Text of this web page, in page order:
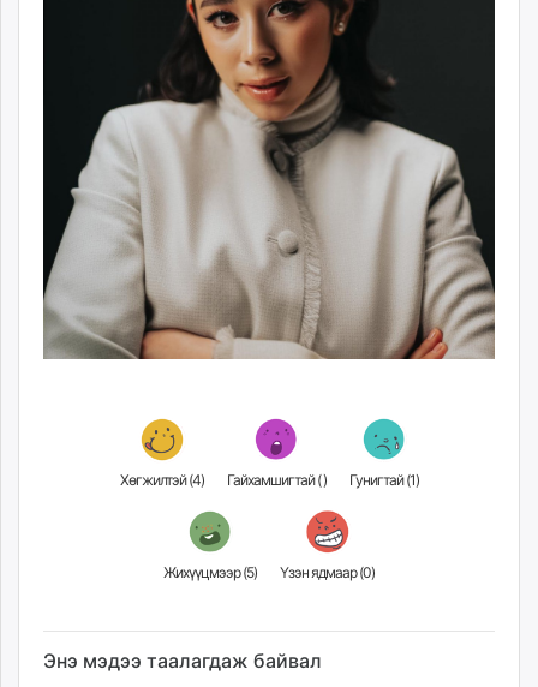
Хөгжилтэй (4) Гайхамшигтай () Гунигтай (1)
Жихүүцмээр (5) Үзэн ядмаар (0)
Энэ мэдээ таалагдаж байвал